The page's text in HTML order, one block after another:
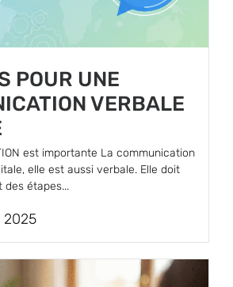
POUR UNE
VERBALE
est importante La communication
elle est aussi verbale. Elle doit
des étapes...
2025